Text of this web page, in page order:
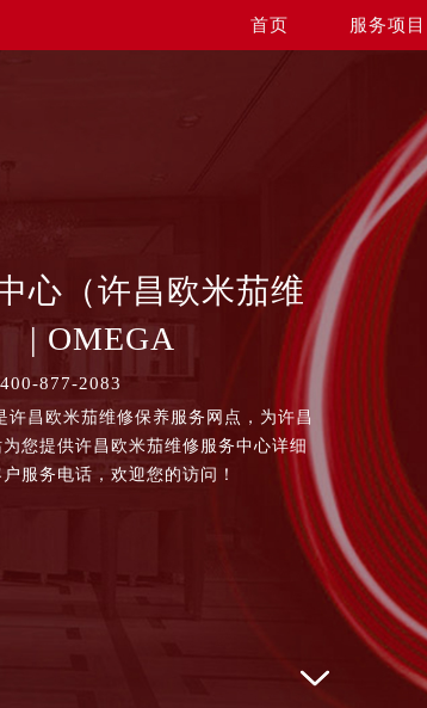
首页 服务项目
心（许昌欧米茄维
| OMEGA
877-2083
许昌欧米茄维修保养服务网点，为许昌
您提供许昌欧米茄维修服务中心详细
服务电话，欢迎您的访问！
877-2083，服务覆盖中国大陆、香港、澳门、